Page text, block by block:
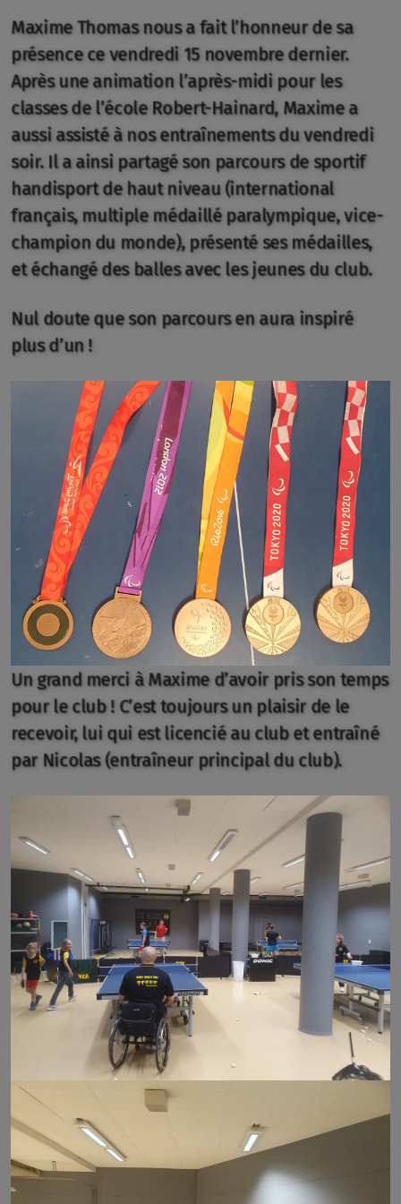
Maxime Thomas nous a fait l’honneur de sa
présence ce vendredi 15 novembre dernier.
Après une animation l’après-midi pour les
classes de l’école Robert-Hainard, Maxime a
aussi assisté à nos entraînements du vendredi
soir. Il a ainsi partagé son parcours de sportif
handisport de haut niveau (international
français, multiple médaillé paralympique, vice-
champion du monde), présenté ses médailles,
et échangé des balles avec les jeunes du club.
Nul doute que son parcours en aura inspiré
plus d’un !
Un grand merci à Maxime d’avoir pris son temps
pour le club ! C’est toujours un plaisir de le
recevoir, lui qui est licencié au club et entraîné
par Nicolas (entraîneur principal du club).
Présentation
Inscription membre
Calendriers
Bénévolat
Boutique
Espace Comité
Inscriptions tournoi
Paiement inscriptions
Réservation raclette
Allez au direct
Devenir Parrain
Nos parrains
Nos communes
Secrétariat
Youtube
Instagram